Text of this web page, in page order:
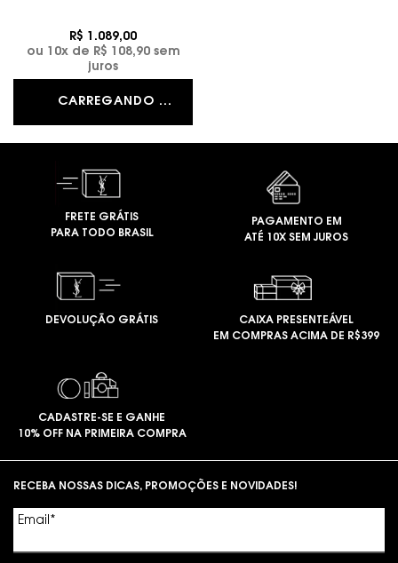
R$ 1.089,00
ou 10x de R$ 108,90sem
juros
CARREGANDO ...
FRETE GRÁTIS
PARA TODO BRASIL
PAGAMENTO EM
ATÉ 10X SEM JUROS
DEVOLUÇÃO GRÁTIS
CAIXA PRESENTEÁVEL
EM COMPRAS ACIMA DE R$399
CADASTRE-SE E GANHE
10% OFF NA PRIMEIRA COMPRA
RECEBA NOSSAS DICAS, PROMOÇÕES E NOVIDADES!
Email *